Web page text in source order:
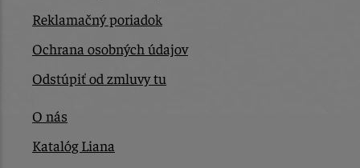
Reklamačný poriadok
Ochrana osobných údajov
Odstúpiť od zmluvy tu
O nás
Katalóg Liana